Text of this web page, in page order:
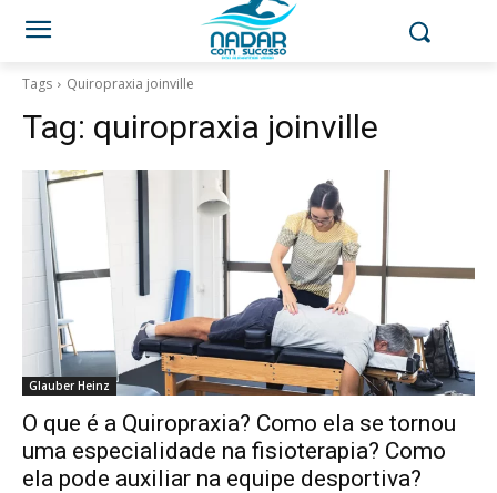
Tags Quiropraxia joinville
Tag: quiropraxia joinville
Glauber Heinz
O que é a Quiropraxia? Como ela se tornou
uma especialidade na fisioterapia? Como
ela pode auxiliar na equipe desportiva?